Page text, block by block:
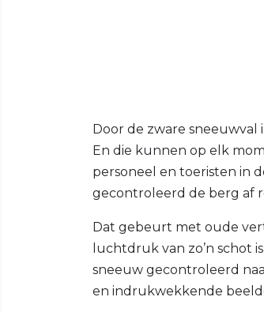
Door de zware
En die kunnen op elk
personeel en toeristen in
gecontroleerd de berg af
Dat gebeurt met oude
luchtdruk van zo’n schot
sneeuw gecontroleerd
en indrukwekkende